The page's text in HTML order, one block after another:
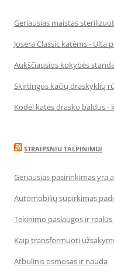
Geriausias maistas
Josera Classic katėms - Ulta
Aukščiausios kokybės
Skirtingos kačių draskyklių
Kodėl katės drasko baldus -
STRAIPSNIU TALPINIMUI
Geriausias pasirinkimas yra
Automobilių supirkimas
Tekinimo paslaugos ir
Kaip transformuoti
Atbulinis osmosas ir nauda